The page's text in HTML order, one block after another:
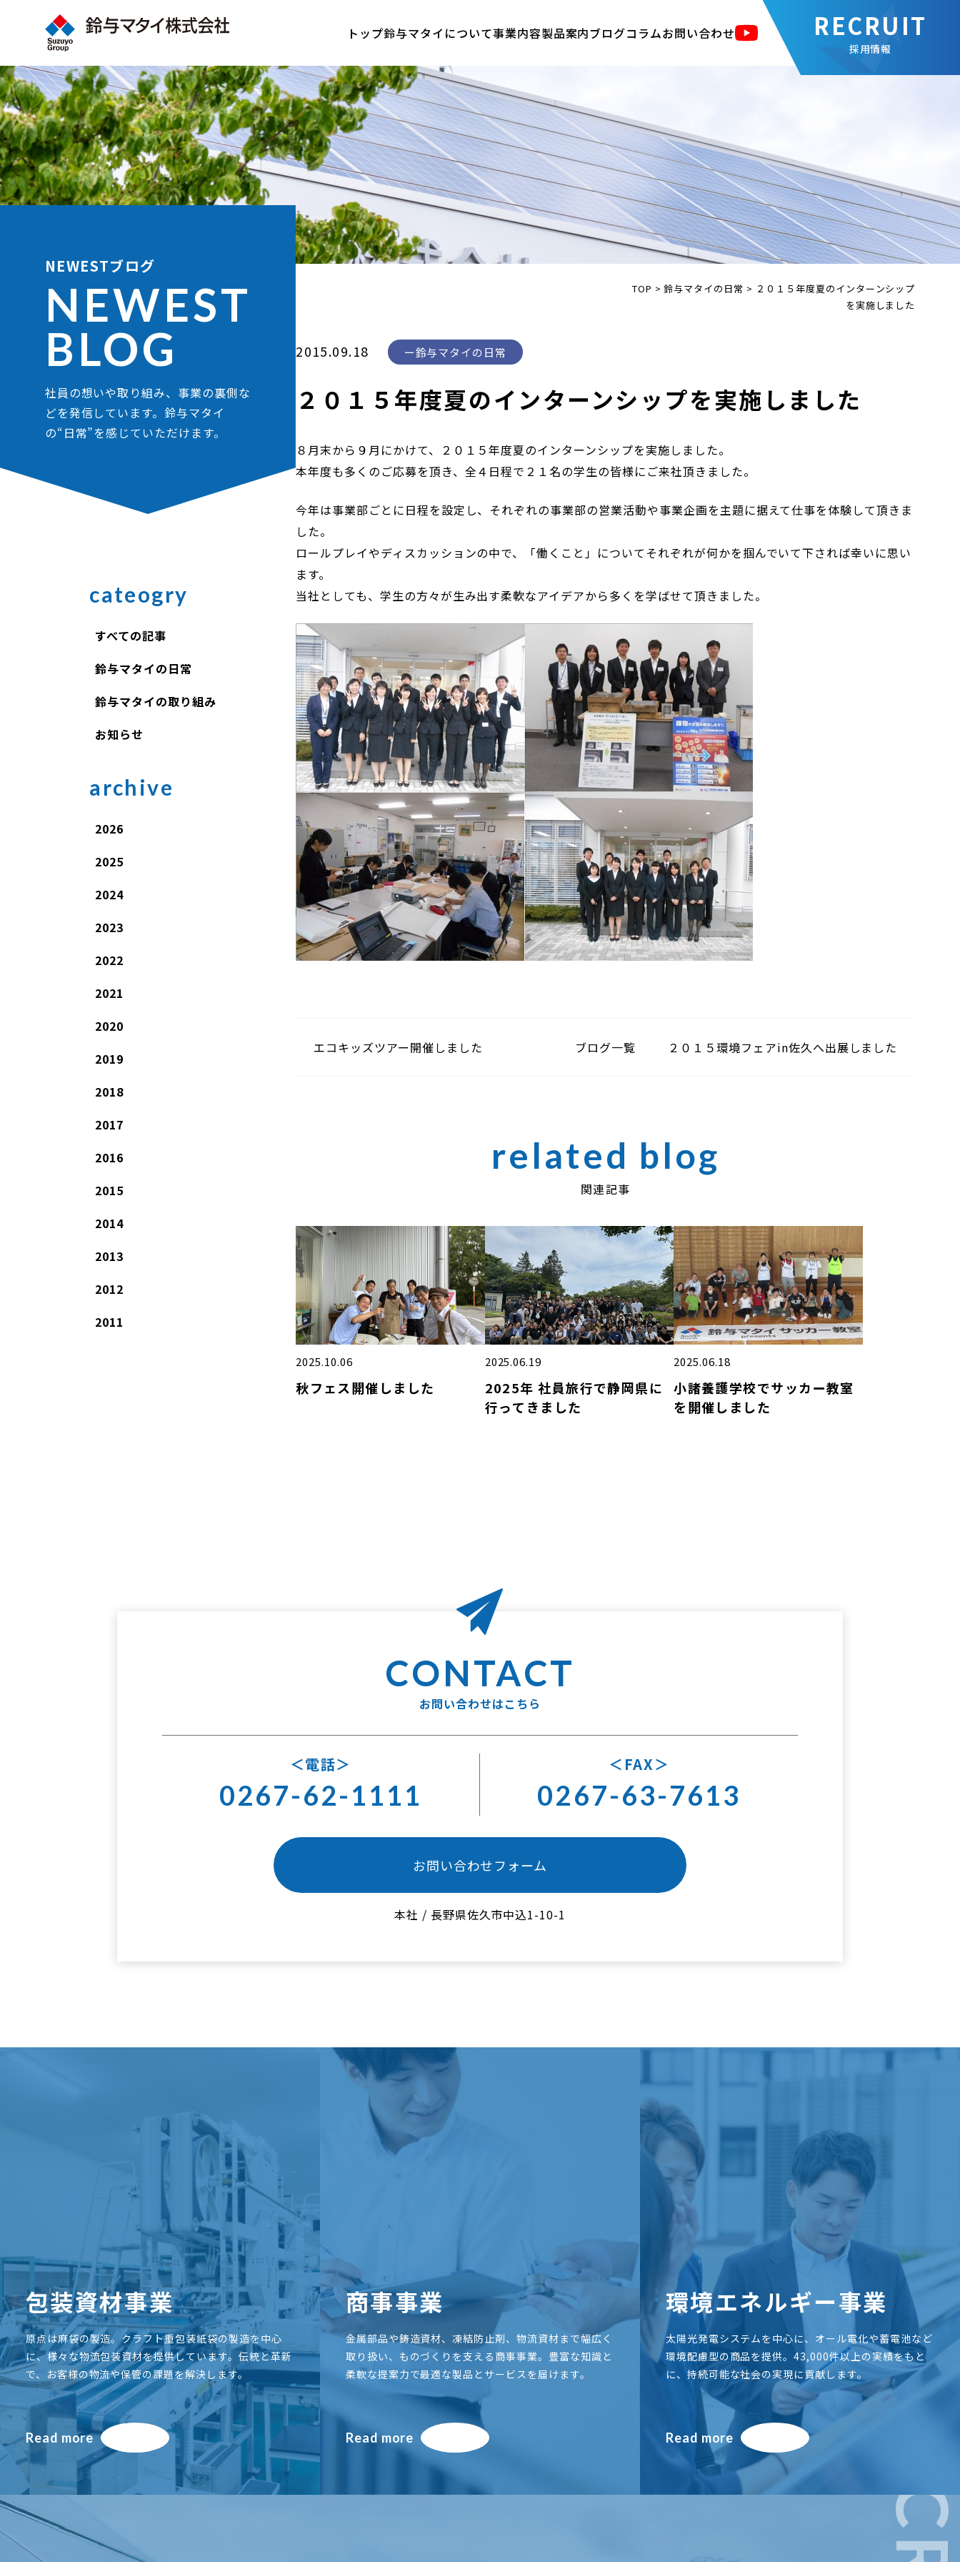
トップ鈴与マタイについて事業内容製品案内ブログコラムお問い合わせ
採用情報
NEWESTブログ
NEWEST
BLOG
社員の想いや取り組み、事業の裏側な
どを発信しています。鈴与マタイ
の“日常”を感じていただけます。
TOP >鈴与マタイの日常 > ２０１５年度夏のインターンシップ
を実施しました
2015.09.18 鈴与マタイの日常
２０１５年度夏のインターンシップを実施しました
８月末から９月にかけて、２０１５年度夏のインターンシップを実施しました。
本年度も多くのご応募を頂き、全４日程で２１名の学生の皆様にご来社頂きました。
今年は事業部ごとに日程を設定し、それぞれの事業部の営業活動や事業企画を主題に据えて仕事を体験して頂きま
した。
ロールプレイやディスカッションの中で、「働くこと」についてそれぞれが何かを掴んでいて下されば幸いに思い
ます。
当社としても、学生の方々が生み出す柔軟なアイデアから多くを学ばせて頂きました。
エコキッズツアー開催しました ブログ一覧 ２０１５環境フェアin佐久へ出展しました
関連記事
2025.10.06
秋フェス開催しました
2025.06.19
2025年 社員旅行で静岡県に
行ってきました
2025.06.18
小諸養護学校でサッカー教室
を開催しました
cateogry
すべての記事
鈴与マタイの日常
鈴与マタイの取り組み
お知らせ
archive
2026
2025
2024
2023
2022
2021
2020
2019
2018
2017
2016
2015
2014
2013
2012
2011
お問い合わせはこちら
電話
0267-62-1111
FAX
0267-63-7613
お問い合わせフォーム
本社 / 長野県佐久市中込1-10-1
包装資材事業
原点は麻袋の製造。クラフト重包装紙袋の製造を中心
に、様々な物流包装資材を提供しています。伝統と革新
で、お客様の物流や保管の課題を解決します。
Read more
商事事業
金属部品や鋳造資材、凍結防止剤、物流資材まで幅広く
取り扱い、ものづくりを支える商事事業。豊富な知識と
柔軟な提案力で最適な製品とサービスを届けます。
Read more
環境エネルギー事業
太陽光発電システムを中心に、オール電化や蓄電池など
環境配慮型の商品を提供。43,000件以上の実績をもと
に、持続可能な社会の実現に貢献します。
Read more